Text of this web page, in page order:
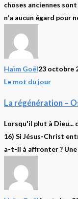
Oswald
Chambers
choses anciennes
n'a aucun égard pour
Haïm Goël23 octobre
La
–
Oswald
Chambers
Le mot du jour
La régénération –
Lorsqu'il plut à Dieu...
16) Si Jésus-Christ
a-t-il à affronter ?